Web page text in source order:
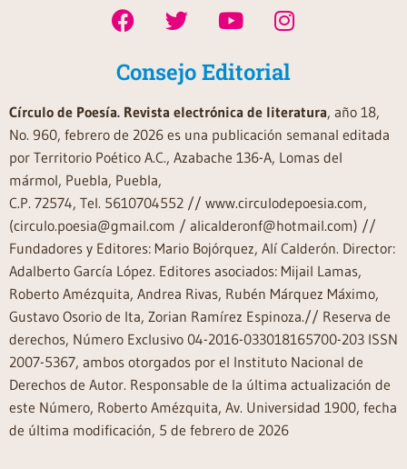
Consejo Editorial
Círculo de Poesía. Revista electrónica de literatura, año 18,
No. 960, febrero de 2026 es una publicación semanal editada
por Territorio Poético A.C., Azabache 136-A, Lomas del
mármol, Puebla, Puebla,
C.P. 72574, Tel. 5610704552 // www.circulodepoesia.com,
(circulo.poesia@gmail.com / alicalderonf@hotmail.com) //
Fundadores y Editores: Mario Bojórquez, Alí Calderón. Director:
Adalberto García López. Editores asociados: Mijail Lamas,
Roberto Amézquita, Andrea Rivas, Rubén Márquez Máximo,
Gustavo Osorio de Ita, Zorian Ramírez Espinoza.// Reserva de
derechos, Número Exclusivo 04-2016-033018165700-203 ISSN
2007-5367, ambos otorgados por el Instituto Nacional de
Derechos de Autor. Responsable de la última actualización de
este Número, Roberto Amézquita, Av. Universidad 1900, fecha
de última modificación, 5 de febrero de 2026